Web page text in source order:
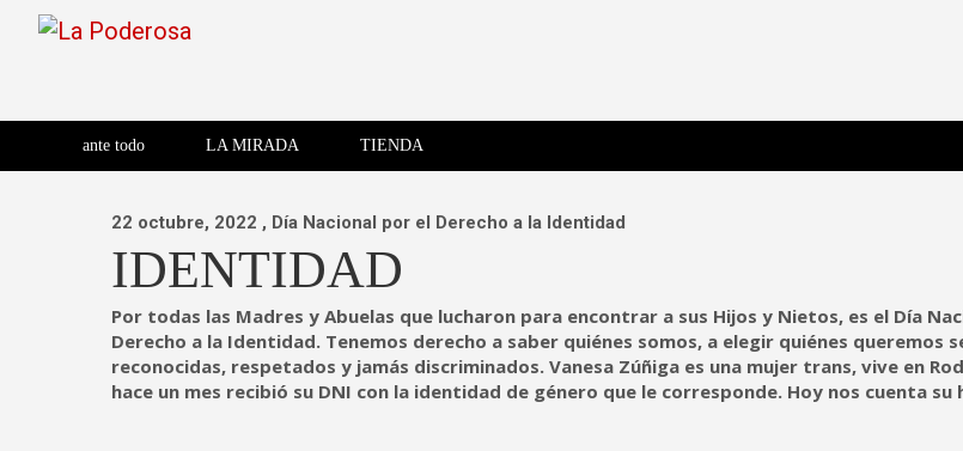
Saltar
La Poderosa
brazo literario del movimiento
La Poderosa
Revista de cultura villera, brazo literario del movimiento La Poderosa.
ante todo LA MIRADA TIENDA
22 octubre, 2022 , Día Nacional por el Derecho a la Identidad
IDENTIDAD
Por todas las Madres y Abuelas que lucharon para encontrar a sus Hijos y Nietos, es el Día
Derecho a la Identidad. Tenemos derecho a saber quiénes somos, a elegir quiénes queremos
reconocidas, respetados y jamás discriminados. Vanesa Zúñiga es una mujer trans, vive en
hace un mes recibió su DNI con la identidad de género que le corresponde. Hoy nos cuenta su